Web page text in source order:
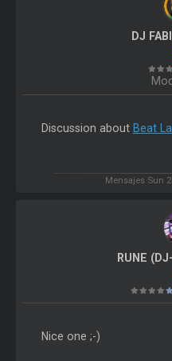
DJ
Discussion about Beat
Mensajes Sun
RUNE
Nice one ;-)